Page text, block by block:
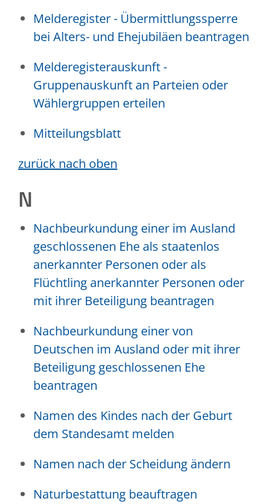
Melderegister - Übermittlungssperre
bei Alters- und Ehejubiläen beantragen
Melderegisterauskunft -
Gruppenauskunft an Parteien oder
Wählergruppen erteilen
Mitteilungsblatt
zurück nach oben
N
Nachbeurkundung einer im Ausland
geschlossenen Ehe als staatenlos
anerkannter Personen oder als
Flüchtling anerkannter Personen oder
mit ihrer Beteiligung beantragen
Nachbeurkundung einer von
Deutschen im Ausland oder mit ihrer
Beteiligung geschlossenen Ehe
beantragen
Namen des Kindes nach der Geburt
dem Standesamt melden
Namen nach der Scheidung ändern
Naturbestattung beauftragen